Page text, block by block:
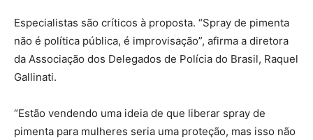
Especialistas são críticos à proposta. “Spray de pimenta
não é política pública, é improvisação”, afirma a diretora
da Associação dos Delegados de Polícia do Brasil, Raquel
Gallinati.
“Estão vendendo uma ideia de que liberar spray de
pimenta para mulheres seria uma proteção, mas isso não